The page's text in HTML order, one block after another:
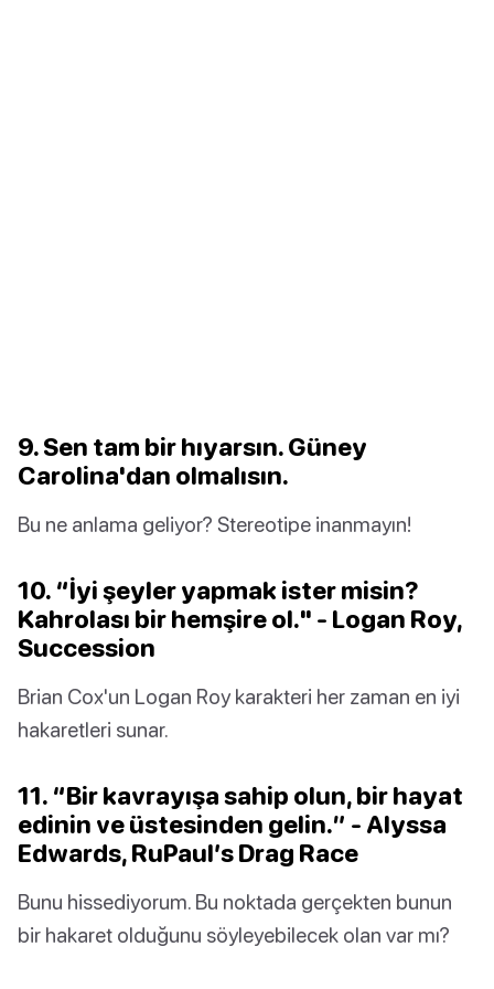
9. Sen tam bir hıyarsın. Güney
Carolina'dan olmalısın.
Bu ne anlama geliyor? Stereotipe inanmayın!
10. “İyi şeyler yapmak ister misin?
Kahrolası bir hemşire ol." - Logan Roy,
Succession
Brian Cox'un Logan Roy karakteri her zaman en iyi
hakaretleri sunar.
11. “Bir kavrayışa sahip olun, bir hayat
edinin ve üstesinden gelin.” - Alyssa
Edwards, RuPaul’s Drag Race
Bunu hissediyorum. Bu noktada gerçekten bunun
bir hakaret olduğunu söyleyebilecek olan var mı?